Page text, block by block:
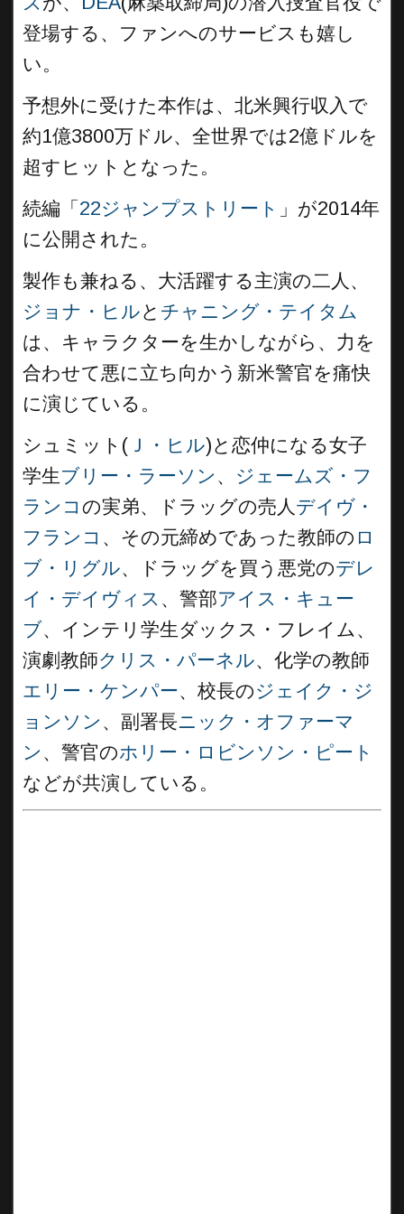
登場する、ファンへのサービスも嬉し
い。
予想外に受けた本作は、北米興行収入で
約1億3800万ドル、全世界では2億ドルを
超すヒットとなった。
続編「 22ジャンプストリート 」が2014年
に公開された。
製作も兼ねる、大活躍する主演の二人、
ジョナ・ヒルと チャニング・テイタム
は、キャラクターを生かしながら、力を
合わせて悪に立ち向かう新米警官を痛快
に演じている。
シュミット( Ｊ・ヒル)と恋仲になる女子
学生ブリー・ラーソン 、 ジェームズ・フ
ランコ の実弟、ドラッグの売人デイヴ・
フランコ 、その元締めであった教師の ロ
ブ・リグル、ドラッグを買う悪党のデレ
イ・デイヴィス 、警部アイス・キュー
ブ、インテリ学生ダックス・フレイム、
演劇教師クリス・パーネル、化学の教師
エリー・ケンパー、校長のジェイク・ジ
ョンソン 、副署長ニック・オファーマ
ン 、警官のホリー・ロビンソン・ピート
などが共演している。